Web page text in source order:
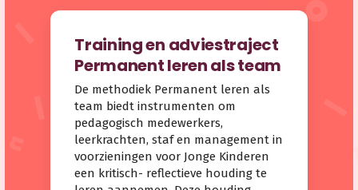
Training en adviestraject
Permanent leren als team
De methodiek Permanent leren als
team biedt instrumenten om
pedagogisch medewerkers,
leerkrachten, staf en management in
voorzieningen voor Jonge Kinderen
een kritisch- reflectieve houding te